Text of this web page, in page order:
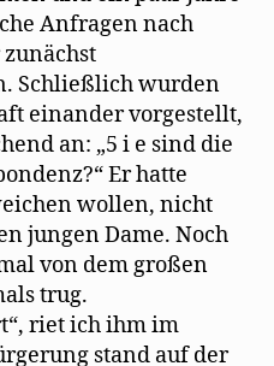
Anfragen nach
Schließlich wurden
einander vorgestellt,
an: „5 i e sind die
Er hatte
wollen, nicht
jungen Dame. Noch
von dem großen
trug.
riet ich ihm im
stand auf der